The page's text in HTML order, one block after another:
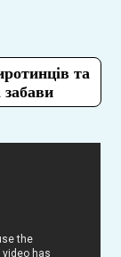
та
забави